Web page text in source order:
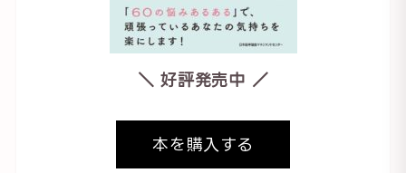
＼ 好評発売中 ／
本を購入する